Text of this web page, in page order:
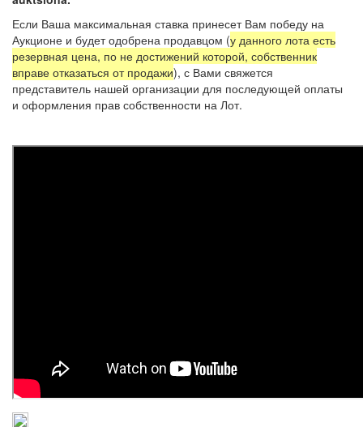
Если Ваша максимальная ставка принесет Вам победу на
Аукционе и будет одобрена продавцом (у данного лота есть
резервная цена, по не достижений которой, собственник
вправе отказаться от продажи), с Вами свяжется
представитель нашей организации для последующей оплаты
и оформления прав собственности на Лот.